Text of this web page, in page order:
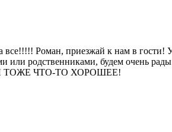
Роман, приезжай к нам в гости! У
или родственниками, будем очень
ТОЖЕ ЧТО-ТО ХОРОШЕЕ!